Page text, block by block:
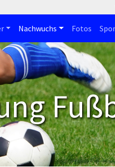
Nachwuchs Fotos